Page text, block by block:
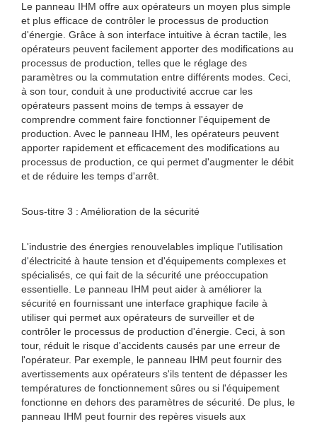
Le panneau IHM offre aux opérateurs un moyen plus simple
et plus efficace de contrôler le processus de production
d'énergie. Grâce à son interface intuitive à écran tactile, les
opérateurs peuvent facilement apporter des modifications au
processus de production, telles que le réglage des
paramètres ou la commutation entre différents modes. Ceci,
à son tour, conduit à une productivité accrue car les
opérateurs passent moins de temps à essayer de
comprendre comment faire fonctionner l'équipement de
production. Avec le panneau IHM, les opérateurs peuvent
apporter rapidement et efficacement des modifications au
processus de production, ce qui permet d'augmenter le débit
et de réduire les temps d'arrêt.
Sous-titre 3 : Amélioration de la sécurité
L'industrie des énergies renouvelables implique l'utilisation
d'électricité à haute tension et d'équipements complexes et
spécialisés, ce qui fait de la sécurité une préoccupation
essentielle. Le panneau IHM peut aider à améliorer la
sécurité en fournissant une interface graphique facile à
utiliser qui permet aux opérateurs de surveiller et de
contrôler le processus de production d'énergie. Ceci, à son
tour, réduit le risque d'accidents causés par une erreur de
l'opérateur. Par exemple, le panneau IHM peut fournir des
avertissements aux opérateurs s'ils tentent de dépasser les
températures de fonctionnement sûres ou si l'équipement
fonctionne en dehors des paramètres de sécurité. De plus, le
panneau IHM peut fournir des repères visuels aux